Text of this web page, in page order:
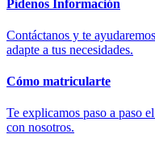
Pídenos Información
Contáctanos y te
adapte a tus necesidades.
Cómo matricularte
Te explicamos paso a paso
con nosotros.